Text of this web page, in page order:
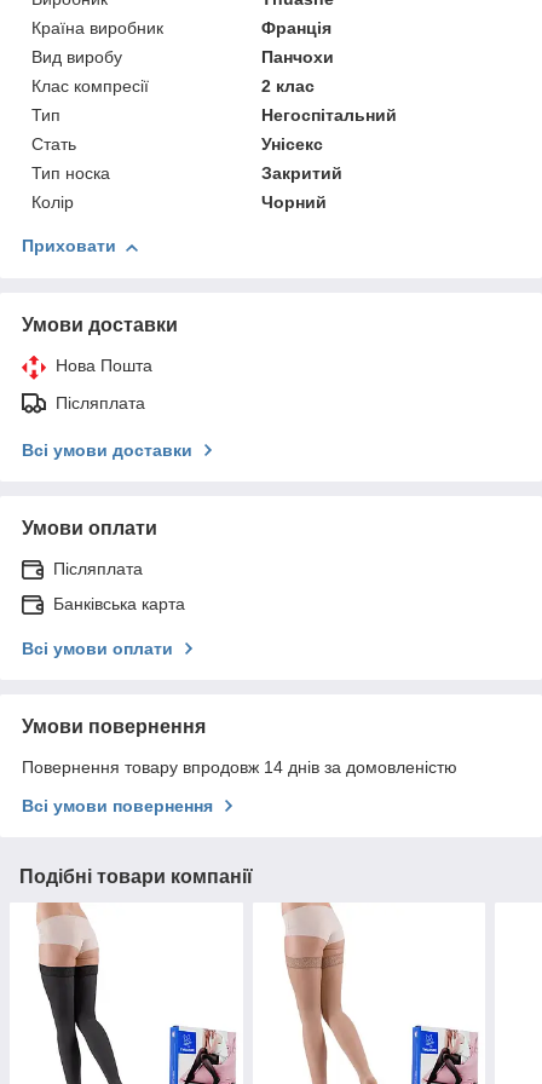
Країна виробник
Франція
Вид виробу
Панчохи
Клас компресії
2 клас
Тип
Негоспітальний
Стать
Унісекс
Тип носка
Закритий
Колір
Чорний
Приховати
Умови доставки
Нова Пошта
Післяплата
Всі умови доставки
Умови оплати
Післяплата
Банківська карта
Всі умови оплати
Умови повернення
Повернення товару впродовж 14 днів за домовленістю
Всі умови повернення
Подібні товари компанії